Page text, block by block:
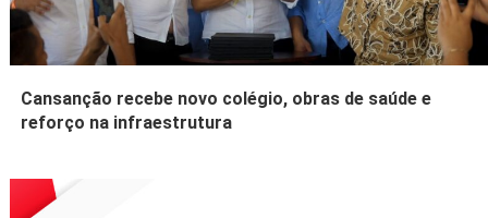
Cansanção recebe novo colégio, obras de saúde e
reforço na infraestrutura